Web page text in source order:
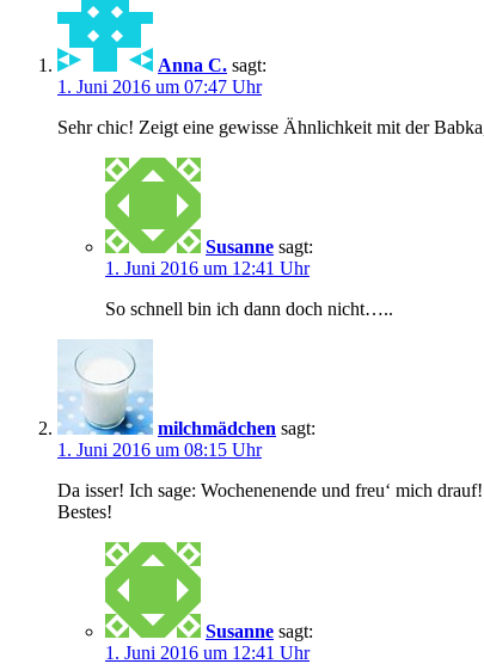
Anna C. sagt:
1. Juni 2016 um 07:47 Uhr
Sehr chic! Zeigt eine gewisse Ähnlichkeit mit der
Susanne sagt:
1. Juni 2016 um 12:41 Uhr
So schnell bin ich dann doch nicht…..
milchmädchen sagt:
1. Juni 2016 um 08:15 Uhr
Da isser! Ich sage: Wochenenende und freu‘ mich drauf!
Bestes!
Susanne sagt:
1. Juni 2016 um 12:41 Uhr